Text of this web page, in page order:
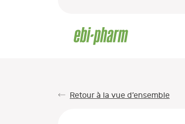
Retour à la vue d’ensemble